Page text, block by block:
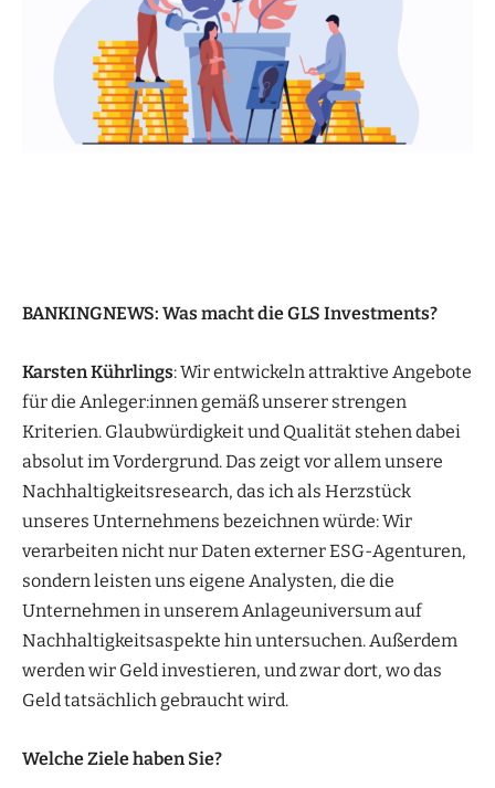
BANKINGNEWS: Was macht die GLS Investments?
Karsten Kührlings: Wir entwickeln attraktive Angebote
für die Anleger:innen gemäß unserer strengen
Kriterien. Glaubwürdigkeit und Qualität stehen dabei
absolut im Vordergrund. Das zeigt vor allem unsere
Nachhaltigkeitsresearch, das ich als Herzstück
unseres Unternehmens bezeichnen würde: Wir
verarbeiten nicht nur Daten externer ESG-Agenturen,
sondern leisten uns eigene Analysten, die die
Unternehmen in unserem Anlageuniversum auf
Nachhaltigkeitsaspekte hin untersuchen. Außerdem
werden wir Geld investieren, und zwar dort, wo das
Geld tatsächlich gebraucht wird.
Welche Ziele haben Sie?